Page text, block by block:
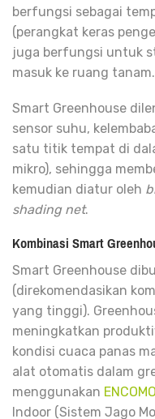
berfungsi sebagai
(perangkat keras
juga berfungsi untuk
masuk ke ruang tanam.
Smart Greenhouse
sensor suhu,
satu titik tempat di
mikro), sehingga
kemudian diatur oleh
shading net.
Kombinasi Smart
Smart Greenhouse
(direkomendasikan
yang tinggi).
meningkatkan
kondisi cuaca panas
alat otomatis dalam
menggunakan
Indoor (Sistem Jago